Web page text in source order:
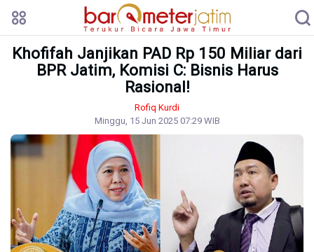
Khofifah Janjikan PAD Rp 150 Miliar dari
BPR Jatim, Komisi C: Bisnis Harus
Rasional!
Rofiq Kurdi
Minggu, 15 Jun 2025 07:29 WIB